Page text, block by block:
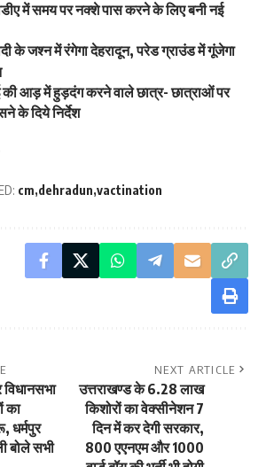
में समय पर नक्शे पास करने के लिए बनी नई
के जश्न में रंगेगा देहरादून, परेड ग्राउंड में गूंजेगा
की आड़ में हुड़दंग करने वाले छात्र- छात्राओं पर
के दिये निर्देश
cm dehradun vactination
विधानसभा
का
धर्मपुर
बोले सभी
NEXT ARTICLE
उत्तराखण्ड के 6.28 लाख
किशोरों का वेक्सीनेशन 7
दिन में कर देगी सरकार,
800 एएनएम और 1000